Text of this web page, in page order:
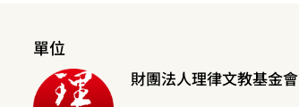
單位
財團法人理律文教基金會